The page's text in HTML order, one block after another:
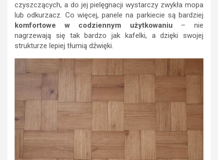
czyszczących, a do jej pielęgnacji wystarczy zwykła mopa
lub odkurzacz. Co więcej, panele na parkiecie są bardziej
komfortowe w codziennym użytkowaniu – nie
nagrzewają się tak bardzo jak kafelki, a dzięki swojej
strukturze lepiej tłumią dźwięki.